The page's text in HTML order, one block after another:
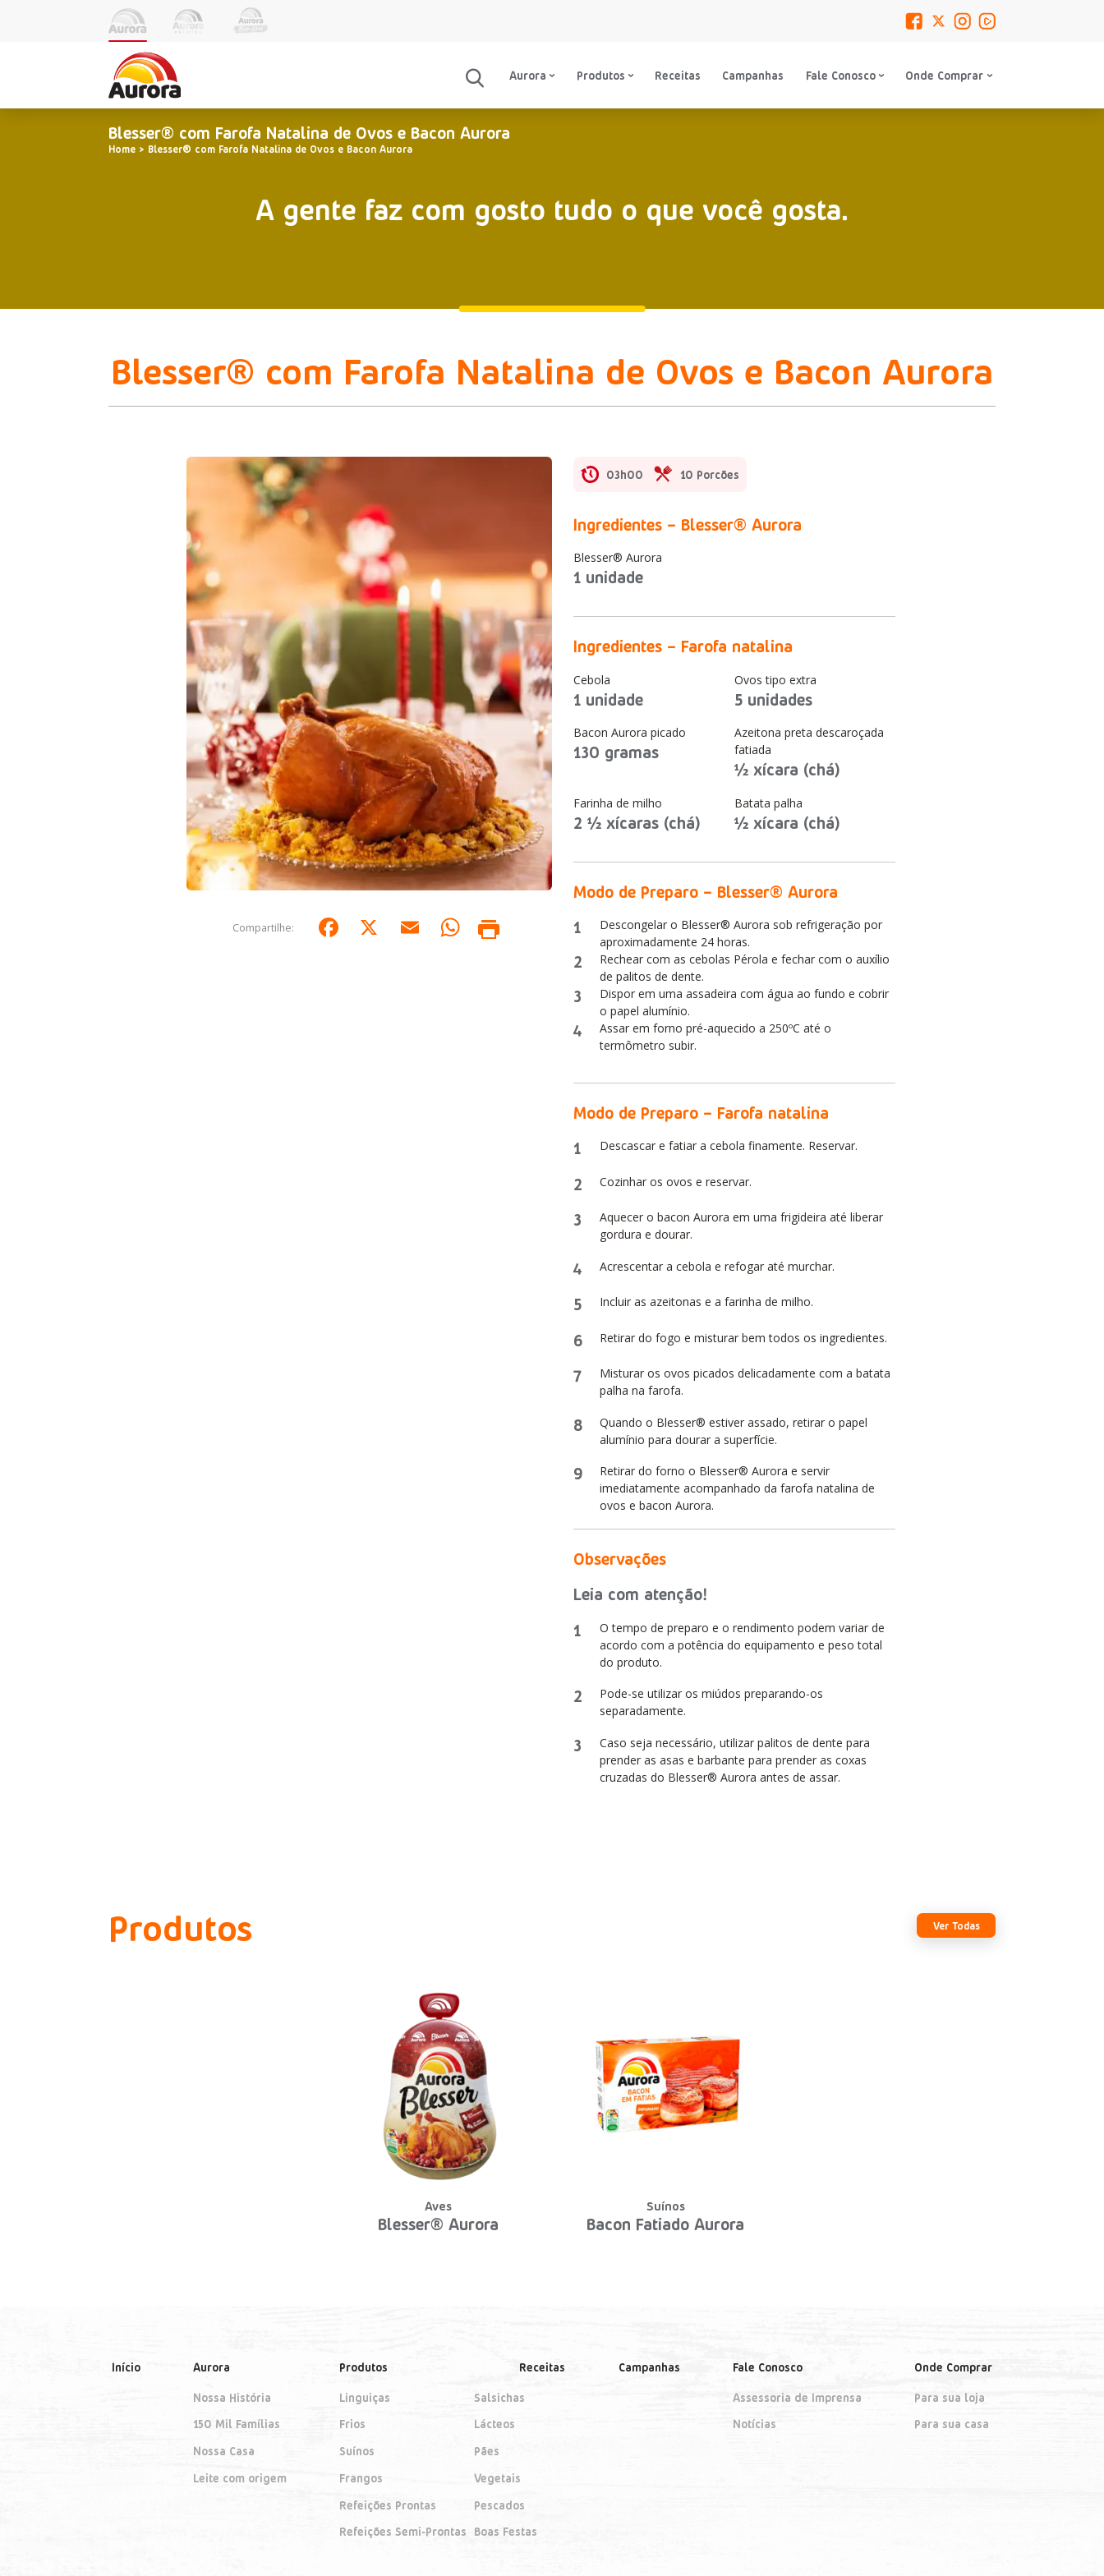
Aurora Produtos Receitas Campanhas Fale Conosco Onde Comprar
Blesser® com Farofa Natalina de Ovos e Bacon Aurora
Home Blesser® com Farofa Natalina de Ovos e Bacon Aurora
A gente faz com gosto tudo o que você gosta.
Blesser® com Farofa Natalina de Ovos e Bacon Aurora
Compartilhe: FacebookEmailWhatsApp
03h00 10 Porcões
Ingredientes – Blesser® Aurora
Blesser® Aurora
1 unidade
Ingredientes – Farofa natalina
Cebola
1 unidade
Ovos tipo extra
5 unidades
Bacon Aurora picado
130 gramas
Azeitona preta descaroçada
fatiada
½ xícara (chá)
Farinha de milho
2 ½ xícaras (chá)
Batata palha
½ xícara (chá)
Modo de Preparo – Blesser® Aurora
1
Descongelar o Blesser® Aurora sob refrigeração por
aproximadamente 24 horas.
2
Rechear com as cebolas Pérola e fechar com o auxílio
de palitos de dente.
3
Dispor em uma assadeira com água ao fundo e cobrir
o papel alumínio.
4
Assar em forno pré-aquecido a 250ºC até o
termômetro subir.
Modo de Preparo – Farofa natalina
1
Descascar e fatiar a cebola finamente. Reservar.
2 Cozinhar os ovos e reservar.
3
Aquecer o bacon Aurora em uma frigideira até liberar
gordura e dourar.
4 Acrescentar a cebola e refogar até murchar.
5 Incluir as azeitonas e a farinha de milho.
6 Retirar do fogo e misturar bem todos os ingredientes.
7
Misturar os ovos picados delicadamente com a batata
palha na farofa.
8
Quando o Blesser® estiver assado, retirar o papel
alumínio para dourar a superfície.
9
Retirar do forno o Blesser® Aurora e servir
imediatamente acompanhado da farofa natalina de
ovos e bacon Aurora.
Observações
Leia com atenção!
1
O tempo de preparo e o rendimento podem variar de
acordo com a potência do equipamento e peso total
do produto.
2
Pode-se utilizar os miúdos preparando-os
separadamente.
3
Caso seja necessário, utilizar palitos de dente para
prender as asas e barbante para prender as coxas
cruzadas do Blesser® Aurora antes de assar.
Produtos Ver Todas
Aves
Blesser® Aurora
Suínos
Bacon Fatiado Aurora
Início Aurora
Nossa História
150 Mil Famílias
Nossa Casa
Leite com origem
Produtos
Linguiças
Frios
Suínos
Frangos
Refeições Prontas
Refeições Semi-Prontas
Salsichas
Lácteos
Pães
Vegetais
Pescados
Boas Festas
Receitas Campanhas Fale Conosco
Assessoria de Imprensa
Notícias
Onde Comprar
Para sua loja
Para sua casa